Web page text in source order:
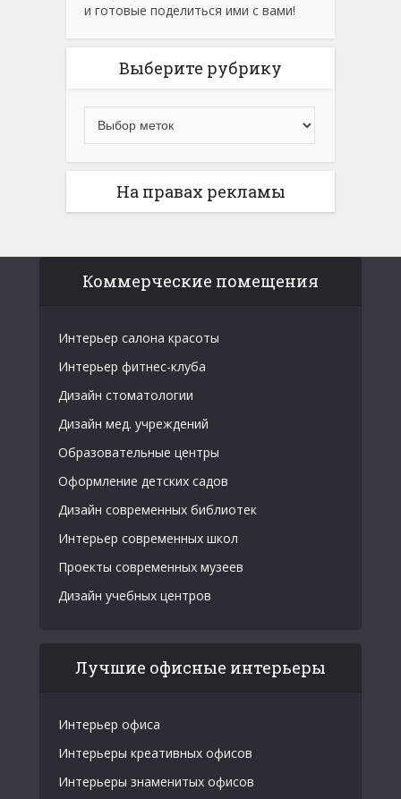
и готовые поделиться ими с вами!
Выберите рубрику
На правах рекламы
Коммерческие помещения
Интерьер салона красоты
Интерьер фитнес-клуба
Дизайн стоматологии
Дизайн мед. учреждений
Образовательные центры
Оформление детских садов
Дизайн современных библиотек
Интерьер современных школ
Проекты современных музеев
Дизайн учебных центров
Лучшие офисные интерьеры
Интерьер офиса
Интерьеры креативных офисов
Интерьеры знаменитых офисов